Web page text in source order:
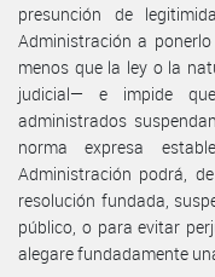
presunción de
Administración a
menos que la ley o la
judicial— e impide
administrados
norma expresa
Administración podrá,
resolución fundada,
público, o para evitar
alegare fundadamente